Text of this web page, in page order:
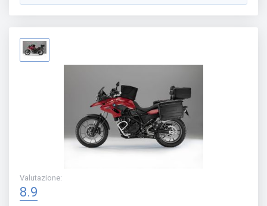
Valutazione:
8.9